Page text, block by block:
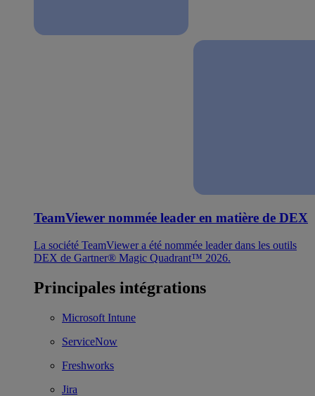
TeamViewer nommée leader en matière de DEX
La société TeamViewer a été nommée leader dans les outils
DEX de Gartner® Magic Quadrant™ 2026.
Principales intégrations
Microsoft Intune
ServiceNow
Freshworks
Jira